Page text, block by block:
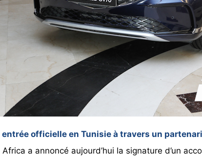
entrée officielle en Tunisie à travers un
a annoncé aujourd’hui la signature d’un